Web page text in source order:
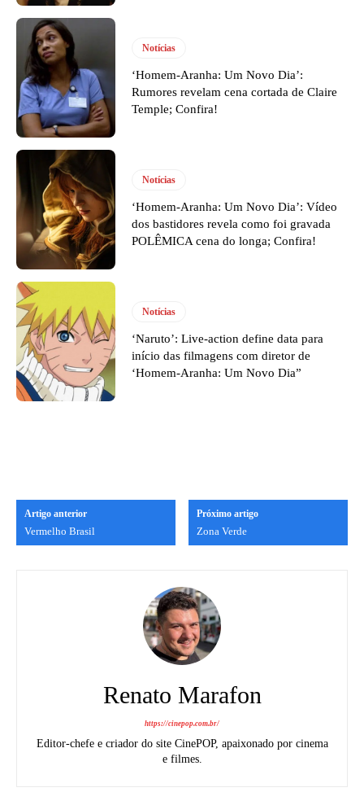
Notícias
‘Homem-Aranha: Um Novo Dia’:
Rumores revelam cena cortada de Claire
Temple; Confira!
Notícias
‘Homem-Aranha: Um Novo Dia’: Vídeo
dos bastidores revela como foi gravada
POLÊMICA cena do longa; Confira!
Notícias
‘Naruto’: Live-action define data para
início das filmagens com diretor de
‘Homem-Aranha: Um Novo Dia”
Artigo anterior
Vermelho Brasil
Próximo artigo
Zona Verde
Renato Marafon
https://cinepop.com.br/
Editor-chefe e criador do site CinePOP, apaixonado por cinema
e filmes.